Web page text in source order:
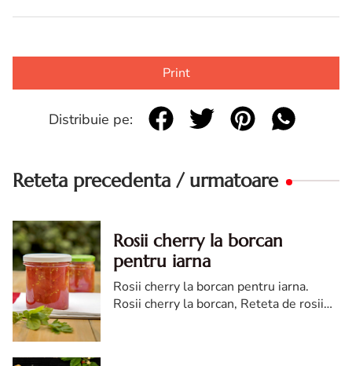
Print
Distribuie pe:
Reteta precedenta / urmatoare
Rosii cherry la borcan
pentru iarna
Rosii cherry la borcan pentru iarna.
Rosii cherry la borcan, Reteta de rosii